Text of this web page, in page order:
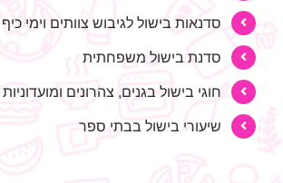
סדנאות בישול לגיבוש צוותים וימי כיף
סדנת בישול משפחתית
חוגי בישול בגנים, צהרונים ומועדוניות
שיעורי בישול בבתי ספר